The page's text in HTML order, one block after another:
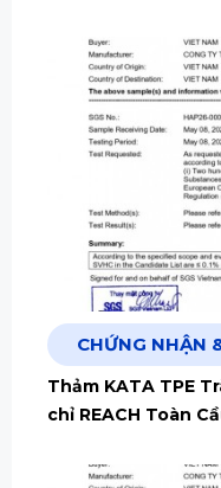
CHỨNG NHẬN
Thảm KATA TPE
chỉ REACH Toàn